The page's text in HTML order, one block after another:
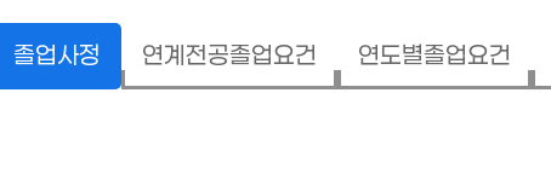
졸업사정 연계전공졸업요건 연도별졸업요건